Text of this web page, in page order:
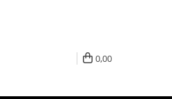
0,00